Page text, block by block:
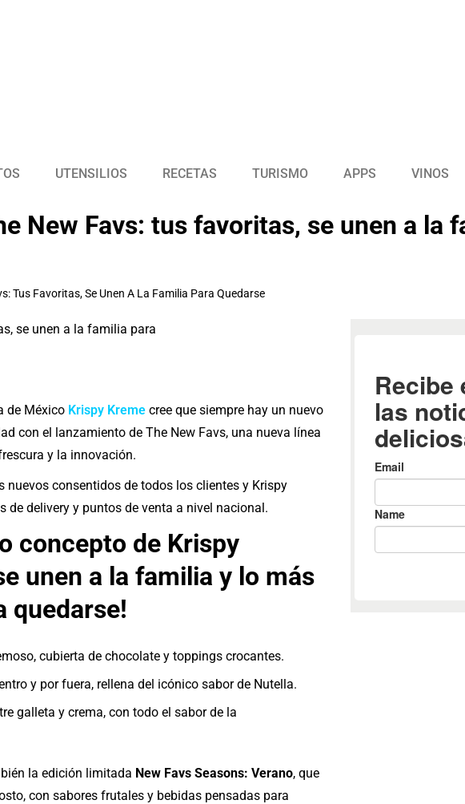
UTENSILIOS RECETAS TURISMO APPS VINOS
New Favs: tus favoritas, se unen a la
Tus Favoritas, Se Unen A La Familia Para Quedarse
de México Krispy Kreme cree que siempre hay un nuevo
con el lanzamiento de The New Favs, una nueva línea
y la innovación.
nuevos consentidos de todos los clientes y Krispy
de delivery y puntos de venta a nivel nacional.
concepto de Krispy
unen a la familia y lo más
quedarse!
cubierta de chocolate y toppings crocantes.
y por fuera, rellena del icónico sabor de Nutella.
galleta y crema, con todo el sabor de la
la edición limitada New Favs Seasons: Verano, que
con sabores frutales y bebidas pensadas para